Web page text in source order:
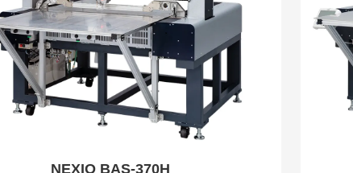
NEXIO BAS-370H